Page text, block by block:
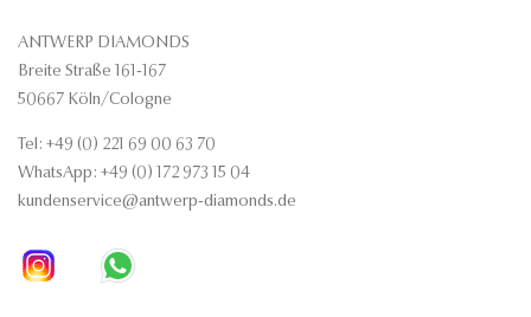
ANTWERP DIAMONDS
Breite Straße 161-167
50667 Köln/Cologne
Tel: +49 (0) 221 69 00 63 70
WhatsApp: +49 (0) 172 973 15 04
kundenservice@antwerp-diamonds.de